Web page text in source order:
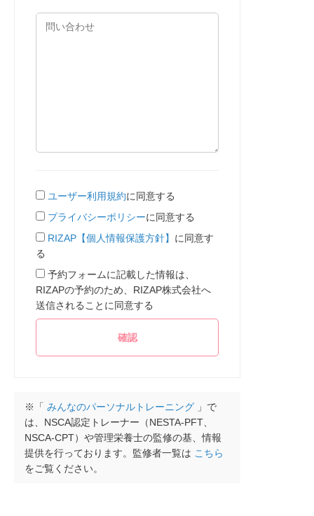
ユーザー利用規約に同意する
プライバシーポリシーに同意する
RIZAP【個人情報保護方針】 に同意す
る
予約フォームに記載した情報は、
RIZAPの予約のため、RIZAP株式会社へ
送信されることに同意する
※「 みんなのパーソナルトレーニング 」で
は、NSCA認定トレーナー（NESTA-PFT、
NSCA-CPT）や管理栄養士の監修の基、情報
提供を行っております。監修者一覧は こちら
をご覧ください。